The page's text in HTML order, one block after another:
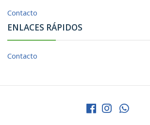
Contacto
ENLACES RÁPIDOS
Contacto